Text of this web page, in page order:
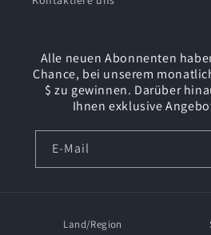
Alle neuen Abonnenten
Chance, bei unserem
$ zu gewinnen. Darüber
Ihnen exklusive
E-Mail
Land/Region